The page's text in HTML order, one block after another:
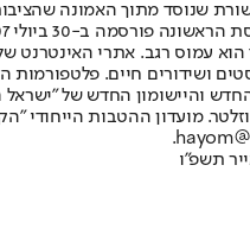
שנוסד מתוך האמונה
ושידורים חיים. פלטפורמות
האתר החדש והיישומון החדש של
מועדון ההטבות הייחודי
תשפ"ו